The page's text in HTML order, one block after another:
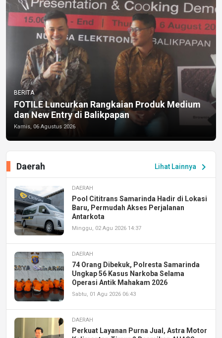
BERITA
FOTILE Luncurkan Rangkaian Produk Medium
dan New Entry di Balikpapan
Kamis, 06 Agustus 2026
Lihat Lainnya chevron_right
Daerah
DAERAH
Pool Cititrans Samarinda Hadir di Lokasi
Baru, Permudah Akses Perjalanan
Antarkota
Minggu, 02 Agu 2026 14:37
DAERAH
74 Orang Dibekuk, Polresta Samarinda
Ungkap 56 Kasus Narkoba Selama
Operasi Antik Mahakam 2026
Sabtu, 01 Agu 2026 06:43
DAERAH
Perkuat Layanan Purna Jual, Astra Motor